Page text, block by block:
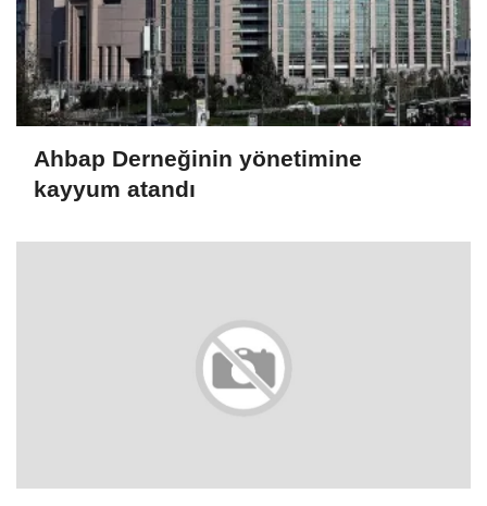
Ahbap Derneğinin yönetimine
kayyum atandı